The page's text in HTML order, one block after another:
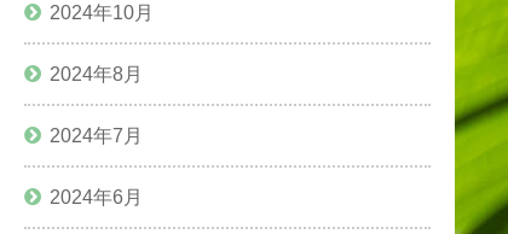
2024年10月
2024年8月
2024年7月
2024年6月